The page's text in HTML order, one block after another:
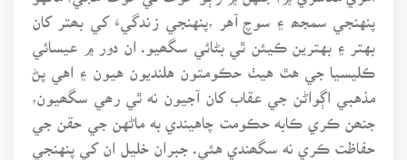
پنهنجي سمجھ ۽ سوچ آهر ،پنهنجي زندگيءَ کي بھتر کان
بهتر ۽ بهترين ڪيئن ٿي بڻائي سگھيو. ان دور ۾ عيسائي
ڪليسيا جي هٿ هيٺ حڪومتون هلنديون هيون ۽ اهي پڻ
مذهبي اڳواڻن جي عقاب کان آجيون نه ٿي رھي سگھيون،
جنھن ڪري ڪابه حڪومت چاهيندي به ماڻهن جي حقن جي
حفاظت ڪري نه سگھندي هئي. جبران خليل ان کي پنهنجي